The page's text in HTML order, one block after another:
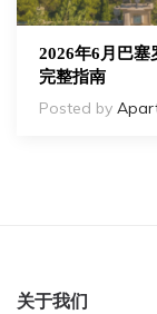
2026年6月巴塞
完整指南
Posted by
关于我们